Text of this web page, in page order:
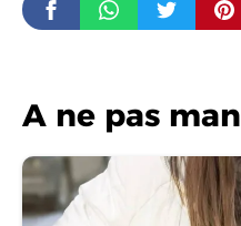
A ne pas